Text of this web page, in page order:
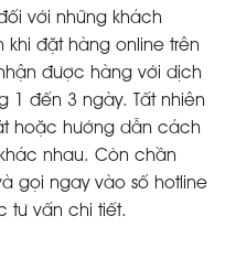
với những khách
khi đặt hàng online trên
được hàng với dịch
1 đến 3 ngày. Tất nhiên
hoặc hướng dẫn cách
nhau. Còn chần
gọi ngay vào số hotline
tư vấn chi tiết.